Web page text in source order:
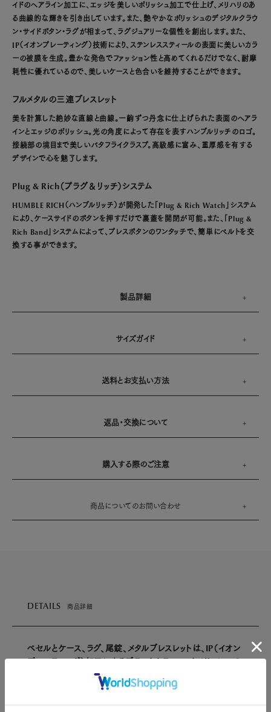
イドのヘアライン加工に、エッジを美しいポリッシュ加工で仕上げ、メリハリのあ
る曲線的な輝きを引き出しています。また、艶やかなポリッシュのデジタルクラウ
ン・サイドボタン・ラグが相まって、ラグジュアリーな個性を創出します。また、
IP（イオンプレーティング）技術により、ステンレススティールの表面に美しいカラ
ーの被膜を生成。豊かな発色でファッション性と高めてくれるだけでなく、耐摩
耗性に優れているので、美しいケースと色合いを維持することができます。
フルメタルの三連ブレスレット
美を計算した絶妙な直線と曲線。一齣ずつ丹念に仕上げられた表面のヘアラ
インとエッジのポリッシュ。光の角度によって存在を表すハンブルリッチのロゴ。
接続部の境目まで美しいバタフライクラスプ。高級感に富み、重厚感を有する
デザインで心を魅了します。
Plug & Rich（プラグ＆リッチ）システム
HUMBLE RICH（ハンブルリッチ）が開発した「Plug & Rich Watch」システム
により、ケースサイドのボタンを押すだけで裏蓋を開閉が可能。また、「Plug &
Rich Band」システムによって、プレスボタンのワンタッチで、簡単にベルトを交
換する事ができます。
製品詳細
サイズガイド
送料とお支払い方法
返品・交換について
購入する際のご注意
商品についてのお問い合わせ
DETAILS 商品詳細
べセルとケース、ラグ、尾錠、メタルブレスレットは、IP（イオン
プレーティング）加工によるブラックカラー。スタイリッシュで
オールマイティなオールブラック。